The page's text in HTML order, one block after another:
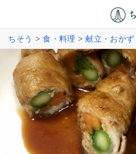
ちそう >食・料理 >献立・おかず